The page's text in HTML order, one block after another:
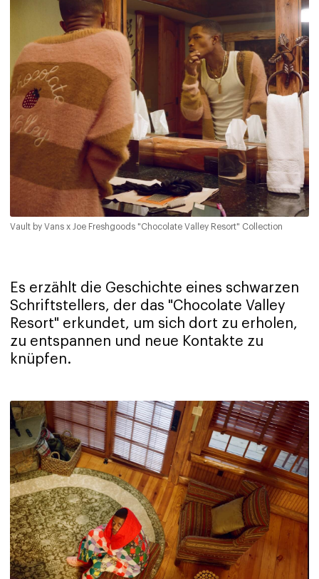
Vault by Vans x Joe Freshgoods "Chocolate Valley Resort" Collection
Es erzählt die Geschichte eines schwarzen
Schriftstellers, der das "Chocolate Valley
Resort" erkundet, um sich dort zu erholen,
zu entspannen und neue Kontakte zu
knüpfen.